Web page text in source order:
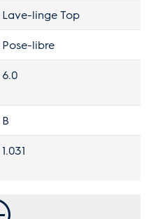
Lave-linge Top
Pose-libre
6.0
B
1.031